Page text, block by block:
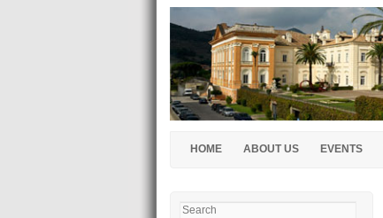
HOME ABOUT US EVENTS